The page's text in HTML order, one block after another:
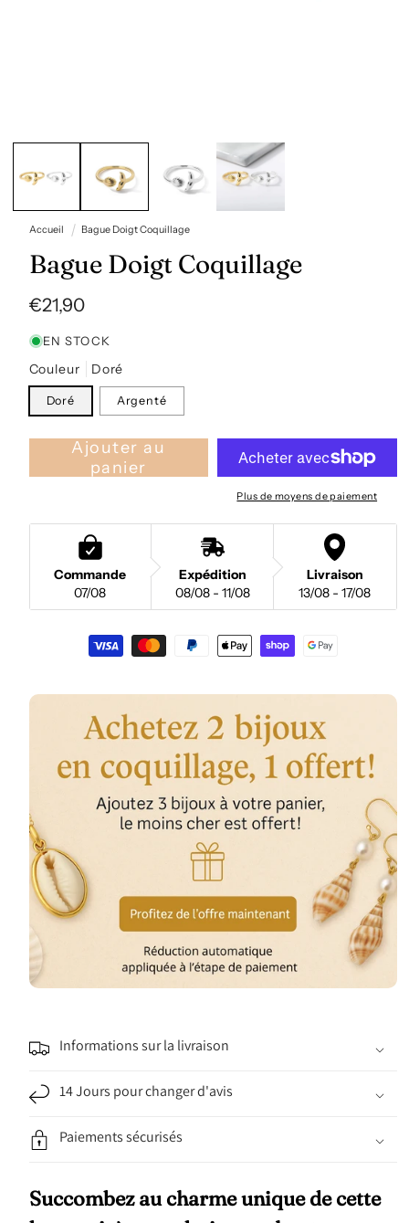
1
modale
Accueil Bague Doigt Coquillage
Bague Doigt Coquillage
Prix
€21,90
EN STOCK
Couleur Doré
Doré Argenté
Ajouter au
panier
Plus de moyens de paiement
Commande
07/08
Expédition
08/08 - 11/08
Livraison
13/08 - 17/08
Informations sur la livraison
14 Jours pour changer d'avis
Paiements sécurisés
Succombez au charme unique de cette